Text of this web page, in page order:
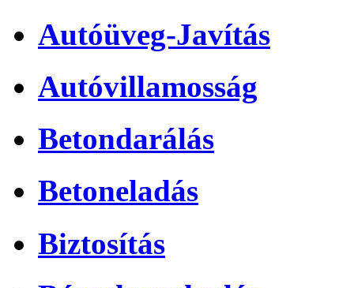
Autóüveg-Javítás
Autóvillamosság
Betondarálás
Betoneladás
Biztosítás